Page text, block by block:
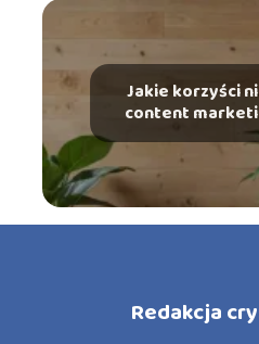
Jakie korzyści
content
Redakcja